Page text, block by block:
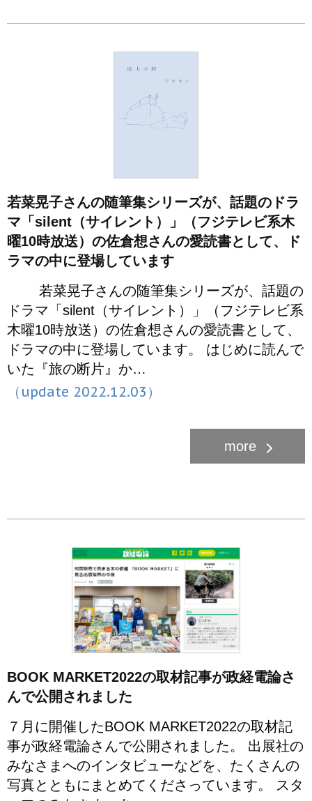
若菜晃子さんの随筆集シリーズが、話題のドラ
マ「silent（サイレント）」（フジテレビ系木
曜10時放送）の佐倉想さんの愛読書として、ド
ラマの中に登場しています
若菜晃子さんの随筆集シリーズが、話題の
ドラマ「silent（サイレント）」（フジテレビ系
木曜10時放送）の佐倉想さんの愛読書として、
ドラマの中に登場しています。 はじめに読んで
いた『旅の断片』か…
（update 2022.12.03）
BOOK MARKET2022の取材記事が政経電論さ
んで公開されました
７月に開催したBOOK MARKET2022の取材記
事が政経電論さんで公開されました。 出展社の
みなさまへのインタビューなどを、たくさんの
写真とともにまとめてくださっています。 スタ